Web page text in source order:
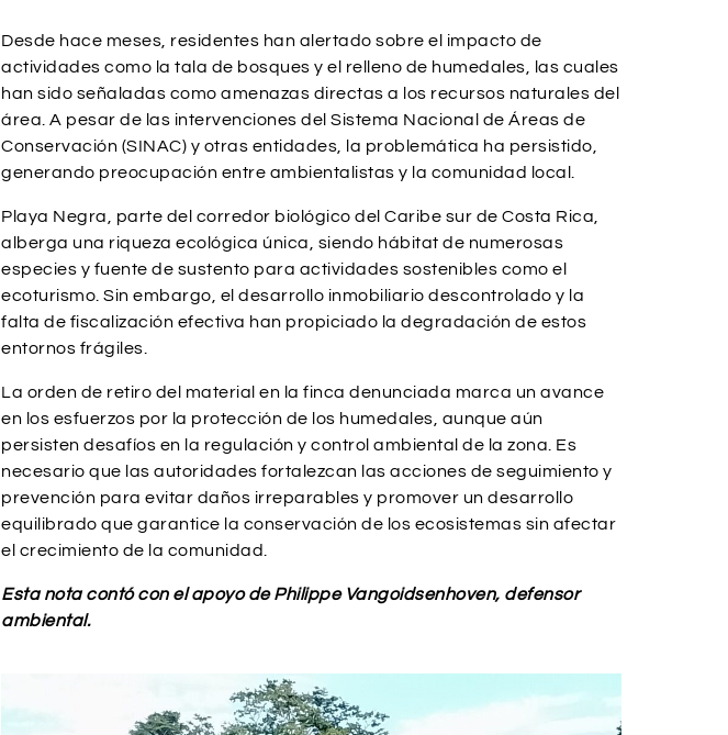
Desde hace meses, residentes han alertado sobre el impacto de
actividades como la tala de bosques y el relleno de humedales, las cuales
han sido señaladas como amenazas directas a los recursos naturales del
área. A pesar de las intervenciones del Sistema Nacional de Áreas de
Conservación (SINAC) y otras entidades, la problemática ha persistido,
generando preocupación entre ambientalistas y la comunidad local.
Playa Negra, parte del corredor biológico del Caribe sur de Costa Rica,
alberga una riqueza ecológica única, siendo hábitat de numerosas
especies y fuente de sustento para actividades sostenibles como el
ecoturismo. Sin embargo, el desarrollo inmobiliario descontrolado y la
falta de fiscalización efectiva han propiciado la degradación de estos
entornos frágiles.
La orden de retiro del material en la finca denunciada marca un avance
en los esfuerzos por la protección de los humedales, aunque aún
persisten desafíos en la regulación y control ambiental de la zona. Es
necesario que las autoridades fortalezcan las acciones de seguimiento y
prevención para evitar daños irreparables y promover un desarrollo
equilibrado que garantice la conservación de los ecosistemas sin afectar
el crecimiento de la comunidad.
Esta nota contó con el apoyo de Philippe Vangoidsenhoven, defensor
ambiental.